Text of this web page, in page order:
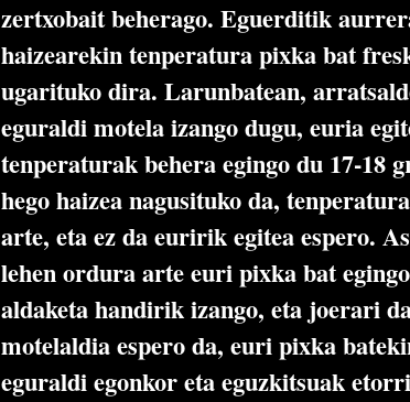
zertxobait beherago. Eguerditik
haizearekin tenperatura pixka bat
ugarituko dira. Larunbatean,
eguraldi motela izango dugu, euria
tenperaturak behera egingo du 17-18
hego haizea nagusituko da,
arte, eta ez da euririk egitea espero.
lehen ordura arte euri pixka bat
aldaketa handirik izango, eta joerari
motelaldia espero da, euri pixka
eguraldi egonkor eta eguzkitsuak